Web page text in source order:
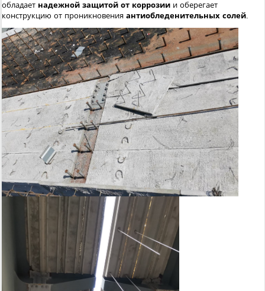
обладает надежной защитой от коррозии и оберегает
конструкцию от проникновения антиобледенительных солей.